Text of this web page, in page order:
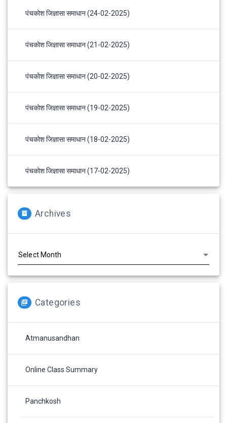
पंचकोश जिज्ञासा समाधान (24-02-2025)
पंचकोश जिज्ञासा समाधान (21-02-2025)
पंचकोश जिज्ञासा समाधान (20-02-2025)
पंचकोश जिज्ञासा समाधान (19-02-2025)
पंचकोश जिज्ञासा समाधान (18-02-2025)
पंचकोश जिज्ञासा समाधान (17-02-2025)
Archives
Categories
Atmanusandhan
Online Class Summary
Panchkosh